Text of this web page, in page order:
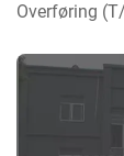
Overføring